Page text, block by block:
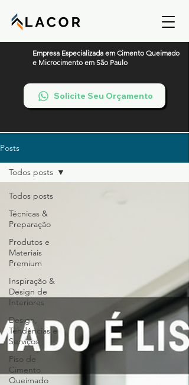
Empresa Especializada em Cimento Queimado
e Microcimento em São Paulo
Solicite Seu Orçamento
Posts
Todos posts
Técnicas &
Preparação
Produtos e
Materiais
Premium
Inspiração &
Design de
Interiores
Design,
Tendências e
Serviços
Piso de
Cimento
Queimado
Todos posts